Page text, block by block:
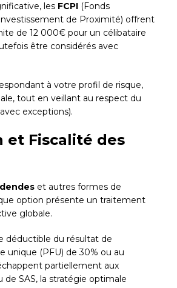
les FCPI (Fonds
de Proximité) offrent
de 12 000€ pour un célibataire
être considérés avec
à votre profil de risque,
tout en veillant au respect du
exceptions).
et Fiscalité des
et autres formes de
option présente un traitement
globale.
déductible du résultat de
unique (PFU) de 30% ou au
partiellement aux
de SAS, la stratégie optimale